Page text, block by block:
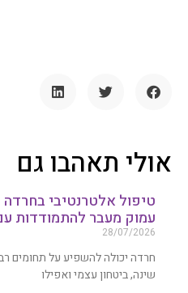
אולי תאהבו גם
טיפול אלטרנטיבי
עמוק מעבר להתמודדות
28/07/2026
חרדה יכולה להשפיע על תחומים
שינה, ביטחון עצמי ואפילו